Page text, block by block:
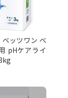
ベッツワン ベ
pHケアライ